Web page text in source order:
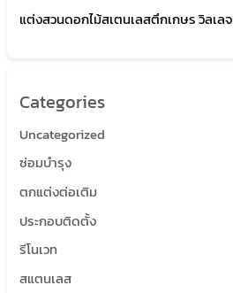
แต่งสวนดอกไม้สเตนเลสตึกเกษร วิลเลจ
Categories
Uncategorized
ซ่อมบำรุง
ตกแต่งต่อเติม
ประกอบติดตั้ง
รีโนเวท
สแตนเลส